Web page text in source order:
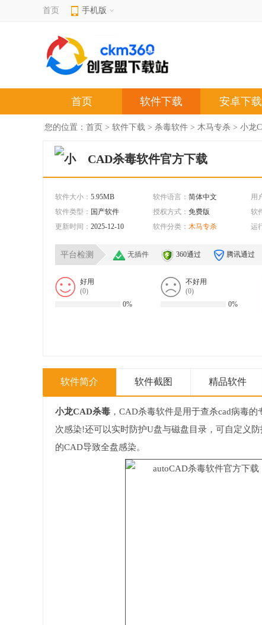
首页 手机版
首页 软件下载 安卓下载
您的位置： 首页 > 软件下载 > 杀毒软件 > 木马专杀 > 小龙
CAD杀毒软件官方下载
软件大小： 5.95MB 软件语言： 简体中文
用
软件类型： 国产软件 授权方式： 免费版 软
更新时间： 2025-12-10 软件分类： 木马专杀 运
平台检测 无插件 360通过 腾讯通过
好用
(0)
0%
不好用
(0)
0%
软件简介 软件截图 精品软件
小龙CAD杀毒 ，CAD杀毒软件是用于查杀cad病毒
次感染!还可以实时防护U盘与磁盘目录，可自定义
的CAD导致全盘感染。